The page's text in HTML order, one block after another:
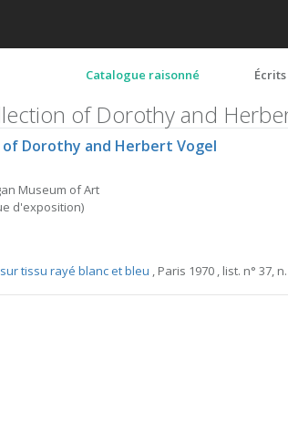
Catalogue raisonné
of Dorothy and
Dorothy and Herbert Vogel
Museum of Art
d'exposition)
tissu rayé blanc et bleu , Paris 1970 , list. n° 37,